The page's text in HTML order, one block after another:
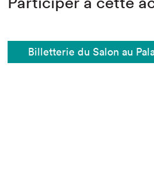
Billetterie du Salon au